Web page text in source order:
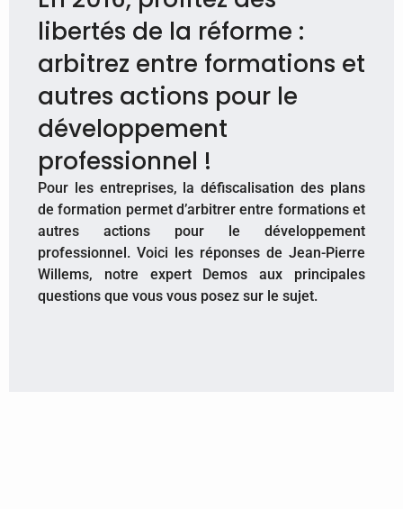
libertés de la réforme :
arbitrez entre formations et
autres actions pour le
développement
professionnel !
Pour les entreprises, la défiscalisation des plans
de formation permet d’arbitrer entre formations et
autres actions pour le développement
professionnel. Voici les réponses de Jean-Pierre
Willems, notre expert Demos aux principales
questions que vous vous posez sur le sujet.